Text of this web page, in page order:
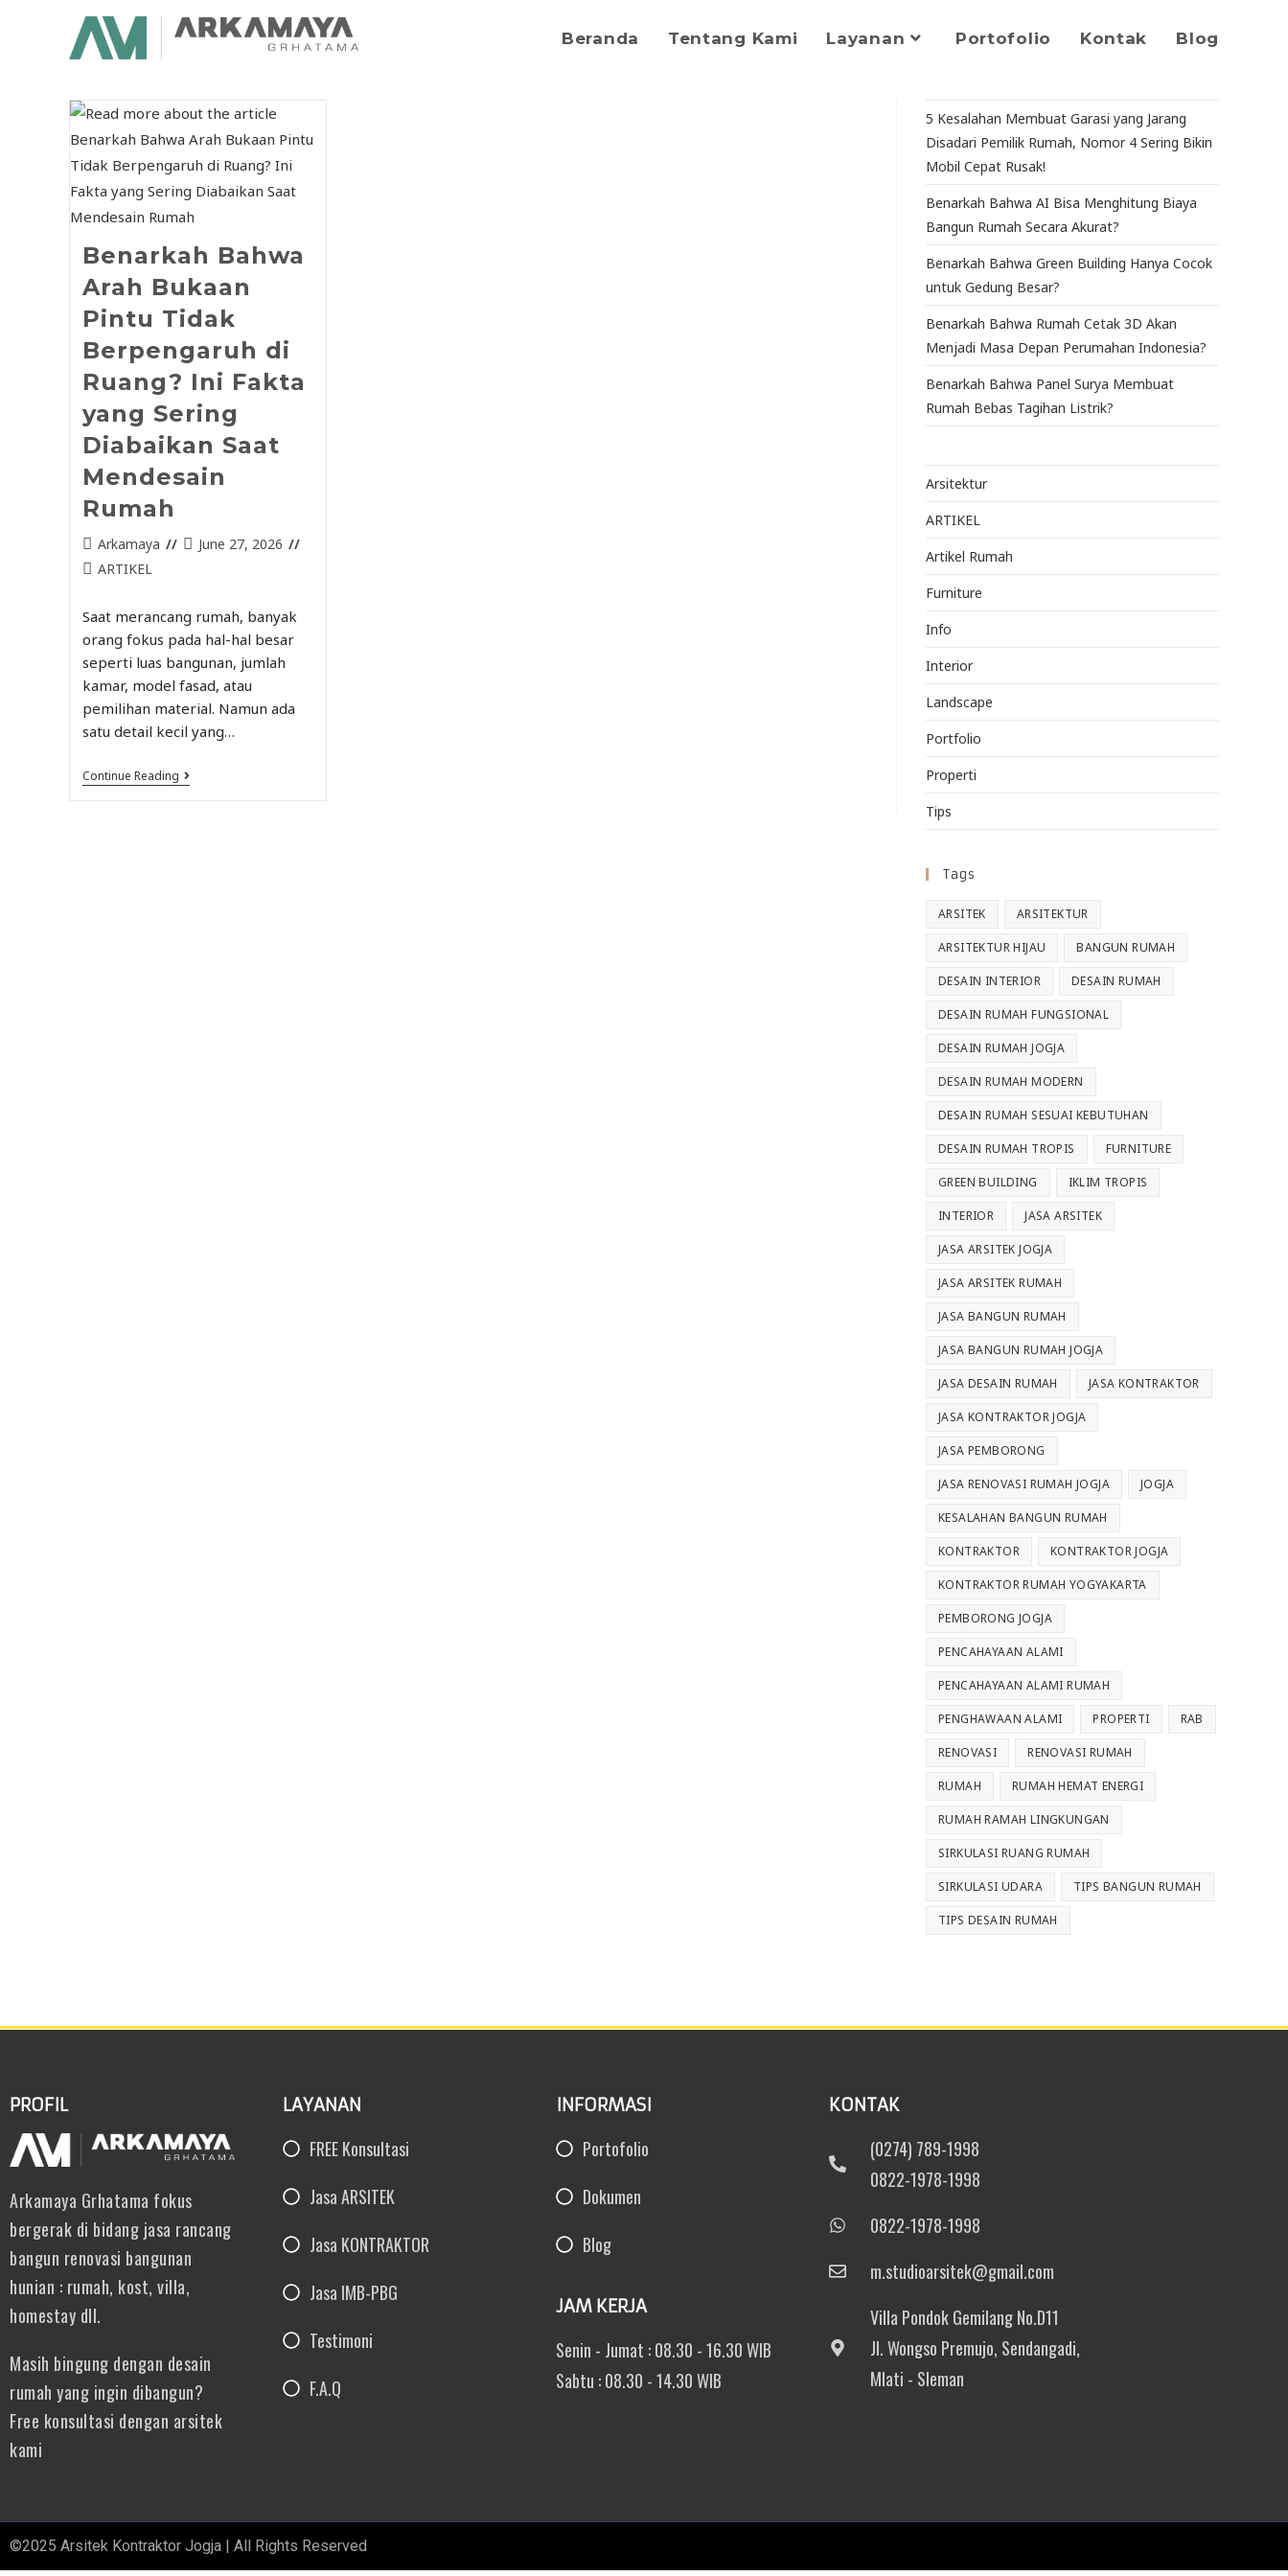
Beranda Tentang Kami Layanan Portofolio Kontak Blog
Benarkah Bahwa
Arah Bukaan
Pintu Tidak
Berpengaruh di
Ruang? Ini Fakta
yang Sering
Diabaikan Saat
Mendesain
Rumah
Arkamaya
June 27, 2026
ARTIKEL
Saat merancang rumah, banyak
orang fokus pada hal-hal besar
seperti luas bangunan, jumlah
kamar, model fasad, atau
pemilihan material. Namun ada
satu detail kecil yang…
Continue Reading
5 Kesalahan Membuat Garasi yang Jarang
Disadari Pemilik Rumah, Nomor 4 Sering Bikin
Mobil Cepat Rusak!
Benarkah Bahwa AI Bisa Menghitung Biaya
Bangun Rumah Secara Akurat?
Benarkah Bahwa Green Building Hanya Cocok
untuk Gedung Besar?
Benarkah Bahwa Rumah Cetak 3D Akan
Menjadi Masa Depan Perumahan Indonesia?
Benarkah Bahwa Panel Surya Membuat
Rumah Bebas Tagihan Listrik?
Arsitektur
ARTIKEL
Artikel Rumah
Furniture
Info
Interior
Landscape
Portfolio
Properti
Tips
Tags
ARSITEK ARSITEKTUR
ARSITEKTUR HIJAU BANGUN RUMAH
DESAIN INTERIOR DESAIN RUMAH
DESAIN RUMAH FUNGSIONAL
DESAIN RUMAH JOGJA
DESAIN RUMAH MODERN
DESAIN RUMAH SESUAI KEBUTUHAN
DESAIN RUMAH TROPIS FURNITURE
GREEN BUILDING IKLIM TROPIS
INTERIOR JASA ARSITEK
JASA ARSITEK JOGJA
JASA ARSITEK RUMAH
JASA BANGUN RUMAH
JASA BANGUN RUMAH JOGJA
JASA DESAIN RUMAH JASA KONTRAKTOR
JASA KONTRAKTOR JOGJA
JASA PEMBORONG
JASA RENOVASI RUMAH JOGJA JOGJA
KESALAHAN BANGUN RUMAH
KONTRAKTOR KONTRAKTOR JOGJA
KONTRAKTOR RUMAH YOGYAKARTA
PEMBORONG JOGJA
PENCAHAYAAN ALAMI
PENCAHAYAAN ALAMI RUMAH
PENGHAWAAN ALAMI PROPERTI RAB
RENOVASI RENOVASI RUMAH
RUMAH RUMAH HEMAT ENERGI
RUMAH RAMAH LINGKUNGAN
SIRKULASI RUANG RUMAH
SIRKULASI UDARA TIPS BANGUN RUMAH
TIPS DESAIN RUMAH
PROFIL
Arkamaya Grhatama fokus
bergerak di bidang jasa rancang
bangun renovasi bangunan
hunian : rumah, kost, villa,
homestay dll.
Masih bingung dengan desain
rumah yang ingin dibangun?
Free konsultasi dengan arsitek
kami
LAYANAN
FREE Konsultasi
Jasa ARSITEK
Jasa KONTRAKTOR
Jasa IMB-PBG
Testimoni
F.A.Q
INFORMASI
Portofolio
Dokumen
Blog
JAM KERJA
Senin - Jumat : 08.30 - 16.30 WIB
Sabtu : 08.30 - 14.30 WIB
KONTAK
(0274) 789-1998
0822-1978-1998
0822-1978-1998
m.studioarsitek@gmail.com
Villa Pondok Gemilang No.D11
Jl. Wongso Premujo, Sendangadi,
Mlati - Sleman
©2025 Arsitek Kontraktor Jogja | All Rights Reserved